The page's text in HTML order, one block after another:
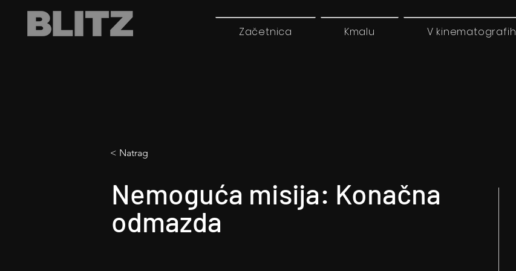
Začetnica Kmalu V kinematografih
< Natrag
Nemoguća misija: Konačna
odmazda